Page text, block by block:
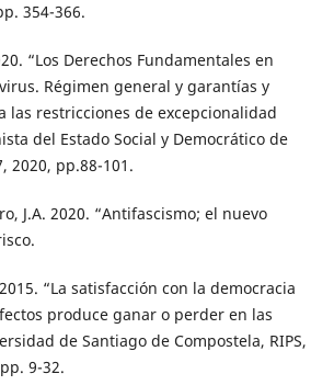
354-366.
“Los Derechos Fundamentales en
Régimen general y garantías y
las restricciones de excepcionalidad
del Estado Social y Democrático de
2020, pp.88-101.
J.A. 2020. “Antifascismo; el nuevo
“La satisfacción con la democracia
produce ganar o perder en las
de Santiago de Compostela, RIPS,
9-32.